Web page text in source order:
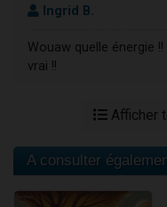
Ingrid B.
Wouaw quelle énergie
vrai !!
Afficher
A consulter